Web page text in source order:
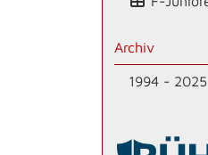
Archiv
1994 - 2025